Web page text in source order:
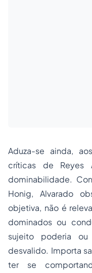
Aduza-se ainda,
críticas de Reyes
dominabilidade.
Honig, Alvarado
objetiva, não é
dominados ou
sujeito poderia
desvalido. Importa
ter se